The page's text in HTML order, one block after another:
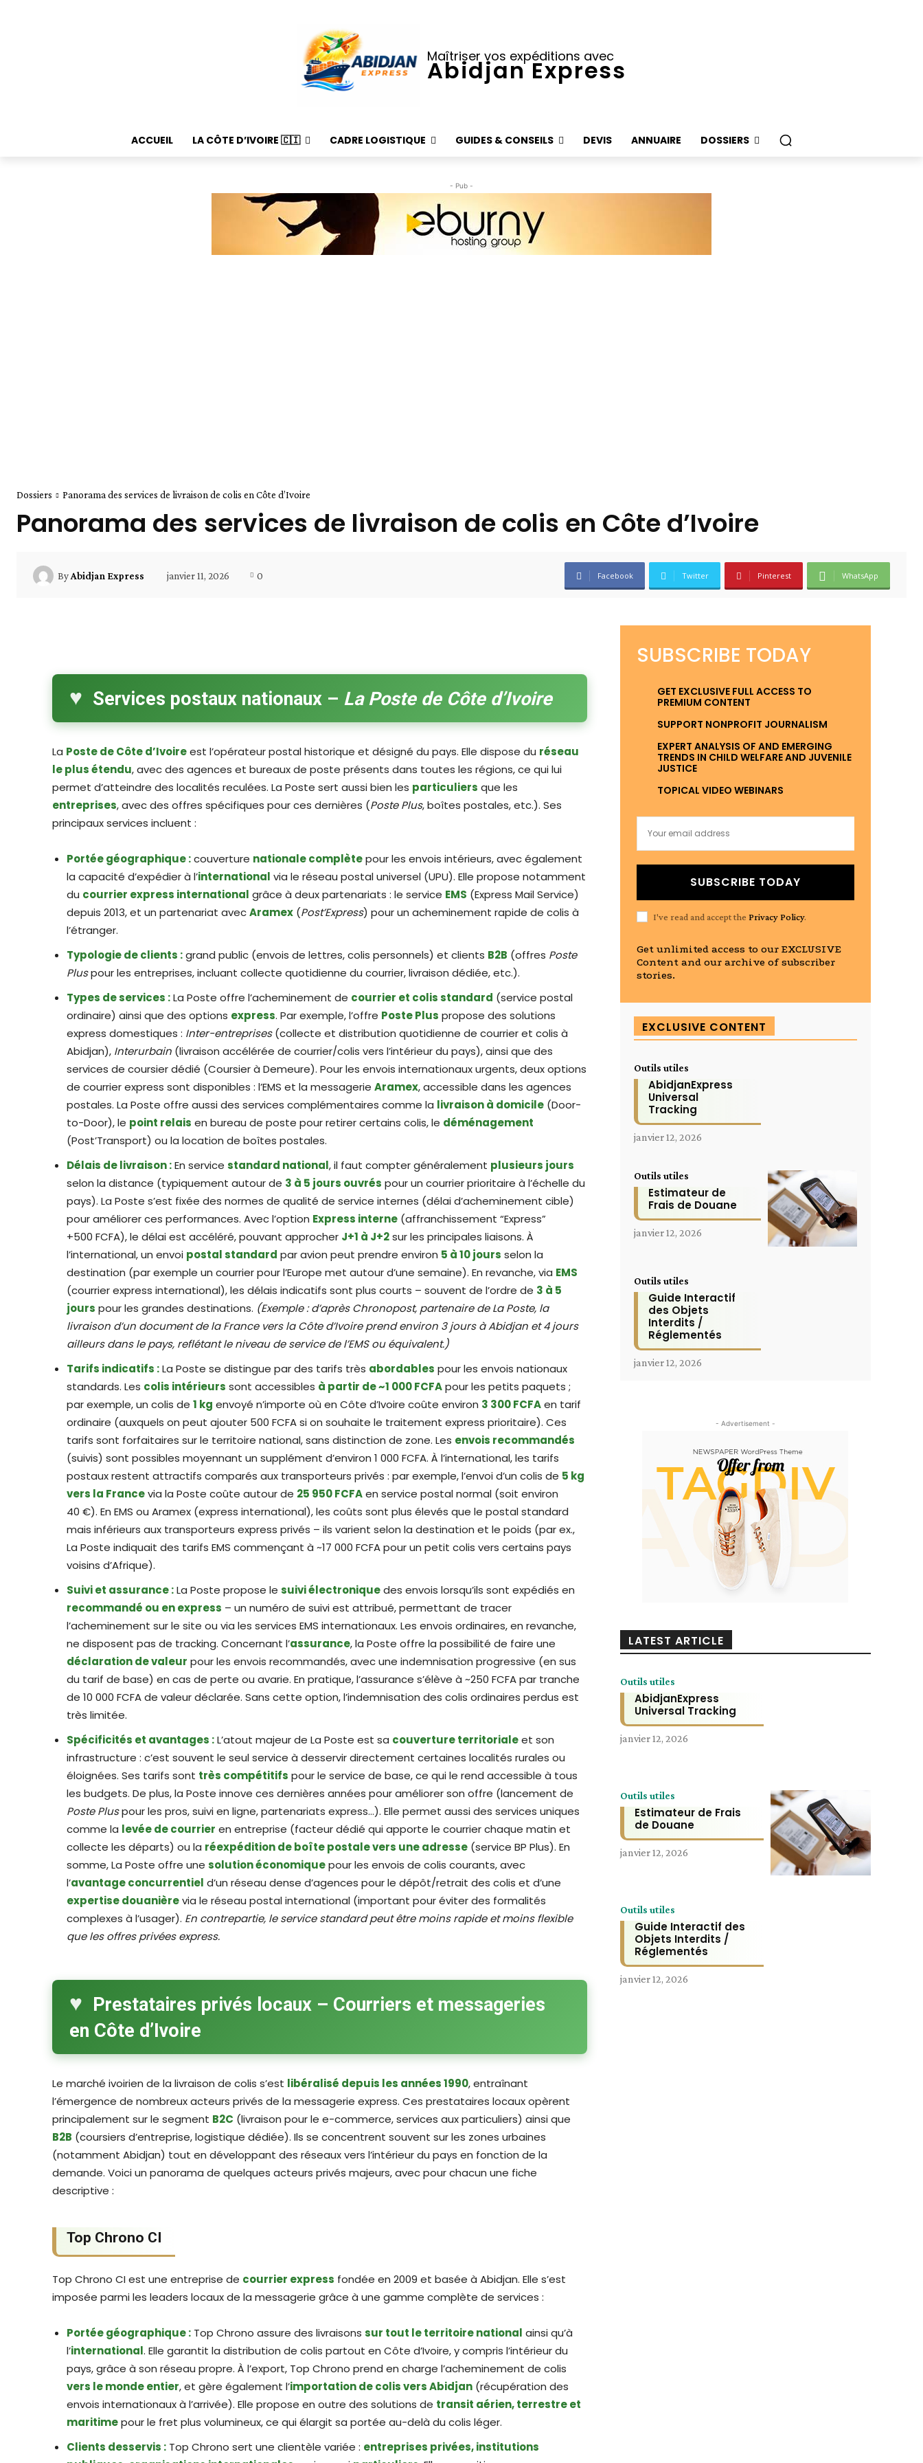
Maîtriser vos expéditions avec
Abidjan Express
ACCUEIL LA CÔTE D’IVOIRE 🇨🇮 CADRE LOGISTIQUE GUIDES & CONSEILS DEVIS ANNUAIRE DOSSIERS
- Pub -
Dossiers Panorama des services de livraison de colis en Côte d’Ivoire
Panorama des services de livraison de colis en Côte d’Ivoire
ByAbidjan Express janvier 11, 2026 0 Facebook Twitter Pinterest WhatsApp
Services postaux nationaux – La Poste de Côte d’Ivoire
La Poste de Côte d’Ivoireest l’opérateur postal historique et désigné du pays. Elle dispose du réseau
le plus étendu, avec des agences et bureaux de poste présents dans toutes les régions, ce qui lui
permet d’atteindre des localités reculées. La Poste sert aussi bien les particuliers que les
entreprises, avec des offres spécifiques pour ces dernières (Poste Plus, boîtes postales, etc.). Ses
principaux services incluent :
Portée géographique :couverture nationale complètepour les envois intérieurs, avec également
la capacité d’expédier à l’international via le réseau postal universel (UPU). Elle propose notamment
du courrier express international grâce à deux partenariats : le service EMS (Express Mail Service)
depuis 2013, et un partenariat avecAramex (Post’Express) pour un acheminement rapide de colis à
l’étranger.
Typologie de clients :grand public (envois de lettres, colis personnels) et clients B2B (offres Poste
Pluspour les entreprises, incluant collecte quotidienne du courrier, livraison dédiée, etc.).
Types de services :La Poste offre l’acheminement de courrier et colis standard (service postal
ordinaire) ainsi que des options express. Par exemple, l’offre Poste Plus propose des solutions
express domestiques : Inter-entreprises(collecte et distribution quotidienne de courrier et colis à
Abidjan), Interurbain (livraison accélérée de courrier/colis vers l’intérieur du pays), ainsi que des
services de coursier dédié (Coursier à Demeure). Pour les envois internationaux urgents, deux options
de courrier express sont disponibles : l’EMS et la messagerie Aramex, accessible dans les agences
postales. La Poste offre aussi des services complémentaires comme la livraison à domicile (Door-
to-Door), le point relais en bureau de poste pour retirer certains colis, le déménagement
(Post’Transport) ou la location de boîtes postales.
Délais de livraison :En service standard national, il faut compter généralement plusieurs jours
selon la distance (typiquement autour de 3 à 5 jours ouvrés pour un courrier prioritaire à l’échelle du
pays). La Poste s’est fixée des normes de qualité de service internes (délai d’acheminement cible)
pour améliorer ces performances. Avec l’option Express interne (affranchissement “Express”
+500 FCFA), le délai est accéléré, pouvant approcher J+1 à J+2sur les principales liaisons. À
l’international, un envoi postal standard par avion peut prendre environ 5 à 10 jours selon la
destination (par exemple un courrier pour l’Europe met autour d’une semaine). En revanche, via EMS
(courrier express international), les délais indicatifs sont plus courts – souvent de l’ordre de 3 à 5
jours pour les grandes destinations. (Exemple : d’après Chronopost, partenaire de La Poste, la
livraison d’un document de la France vers la Côte d’Ivoire prend environ 3 jours à Abidjan et 4 jours
ailleurs dans le pays, reflétant le niveau de service de l’EMS ou équivalent.)
Tarifs indicatifs :La Poste se distingue par des tarifs très abordables pour les envois nationaux
standards. Les colis intérieurs sont accessibles à partir de ~1 000 FCFApour les petits paquets ;
par exemple, un colis de 1 kg envoyé n’importe où en Côte d’Ivoire coûte environ 3 300 FCFAen tarif
ordinaire (auxquels on peut ajouter 500 FCFA si on souhaite le traitement express prioritaire). Ces
tarifs sont forfaitaires sur le territoire national, sans distinction de zone. Les envois recommandés
(suivis) sont possibles moyennant un supplément d’environ 1 000 FCFA. À l’international, les tarifs
postaux restent attractifs comparés aux transporteurs privés : par exemple, l’envoi d’un colis de 5 kg
vers la Francevia la Poste coûte autour de 25 950 FCFAen service postal normal (soit environ
40 €). En EMS ou Aramex (express international), les coûts sont plus élevés que le postal standard
mais inférieurs aux transporteurs express privés – ils varient selon la destination et le poids (par ex.,
La Poste indiquait des tarifs EMS commençant à ~17 000 FCFA pour un petit colis vers certains pays
voisins d’Afrique).
Suivi et assurance :La Poste propose le suivi électroniquedes envois lorsqu’ils sont expédiés en
recommandé ou en express – un numéro de suivi est attribué, permettant de tracer
l’acheminement sur le site ou via les services EMS internationaux. Les envois ordinaires, en revanche,
ne disposent pas de tracking. Concernant l’assurance, la Poste offre la possibilité de faire une
déclaration de valeur pour les envois recommandés, avec une indemnisation progressive (en sus
du tarif de base) en cas de perte ou avarie. En pratique, l’assurance s’élève à ~250 FCFA par tranche
de 10 000 FCFA de valeur déclarée. Sans cette option, l’indemnisation des colis ordinaires perdus est
très limitée.
Spécificités et avantages :L’atout majeur de La Poste est sa couverture territorialeet son
infrastructure : c’est souvent le seul service à desservir directement certaines localités rurales ou
éloignées. Ses tarifs sont très compétitifs pour le service de base, ce qui le rend accessible à tous
les budgets. De plus, la Poste innove ces dernières années pour améliorer son offre (lancement de
Poste Pluspour les pros, suivi en ligne, partenariats express…). Elle permet aussi des services uniques
comme la levée de courrier en entreprise (facteur dédié qui apporte le courrier chaque matin et
collecte les départs) ou la réexpédition de boîte postale vers une adresse (service BP Plus). En
somme, La Poste offre une solution économiquepour les envois de colis courants, avec
l’avantage concurrentiel d’un réseau dense d’agences pour le dépôt/retrait des colis et d’une
expertise douanièrevia le réseau postal international (important pour éviter des formalités
complexes à l’usager). En contrepartie, le service standard peut être moins rapide et moins flexible
que les offres privées express.
Prestataires privés locaux – Courriers et messageries
en Côte d’Ivoire
Le marché ivoirien de la livraison de colis s’est libéralisé depuis les années 1990, entraînant
l’émergence de nombreux acteurs privés de la messagerie express. Ces prestataires locaux opèrent
principalement sur le segment B2C (livraison pour le e-commerce, services aux particuliers) ainsi que
B2B (coursiers d’entreprise, logistique dédiée). Ils se concentrent souvent sur les zones urbaines
(notamment Abidjan) tout en développant des réseaux vers l’intérieur du pays en fonction de la
demande. Voici un panorama de quelques acteurs privés majeurs, avec pour chacun une fiche
descriptive :
Top Chrono CI
Top Chrono CI est une entreprise de courrier express fondée en 2009 et basée à Abidjan. Elle s’est
imposée parmi les leaders locaux de la messagerie grâce à une gamme complète de services :
Portée géographique : Top Chrono assure des livraisons sur tout le territoire national ainsi qu’à
l’international. Elle garantit la distribution de colis partout en Côte d’Ivoire, y compris l’intérieur du
pays, grâce à son réseau propre. À l’export, Top Chrono prend en charge l’acheminement de colis
vers le monde entier, et gère également l’importation de colis vers Abidjan (récupération des
envois internationaux à l’arrivée). Elle propose en outre des solutions de transit aérien, terrestre et
maritimepour le fret plus volumineux, ce qui élargit sa portée au-delà du colis léger.
Clients desservis : Top Chrono sert une clientèle variée : entreprises privées, institutions
SUBSCRIBE TODAY
GET EXCLUSIVE FULL ACCESS TO
PREMIUM CONTENT
SUPPORT NONPROFIT JOURNALISM
EXPERT ANALYSIS OF AND EMERGING
TRENDS IN CHILD WELFARE AND JUVENILE
JUSTICE
TOPICAL VIDEO WEBINARS
SUBSCRIBE TODAY
I've read and accept the Privacy Policy.
Get unlimited access to our EXCLUSIVE
Content and our archive of subscriber
stories.
EXCLUSIVE CONTENT
Outils utiles
AbidjanExpress
Universal
Tracking
janvier 12, 2026
Outils utiles
Estimateur de
Frais de Douane
janvier 12, 2026
Outils utiles
Guide Interactif
des Objets
Interdits /
Réglementés
janvier 12, 2026
- Advertisement -
LATEST ARTICLE
Outils utiles
AbidjanExpress
Universal Tracking
janvier 12, 2026
Outils utiles
Estimateur de Frais
de Douane
janvier 12, 2026
Outils utiles
Guide Interactif des
Objets Interdits /
Réglementés
janvier 12, 2026